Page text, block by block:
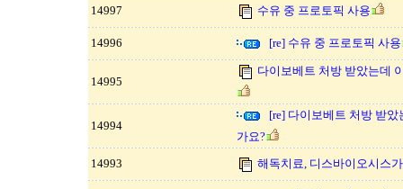
14997 수유 중 프로토픽 사용
14996 [re] 수유 중 프로토픽 사용
14995
다이보베트 처방 받았는데
14994
[re] 다이보베트 처방 받
가요?
14993
해독치료, 디스바이오시스